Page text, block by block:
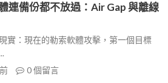
連備份都不放過：Air Gap 與離線
實：現在的勒索軟體攻擊，第一個目標
0個留言